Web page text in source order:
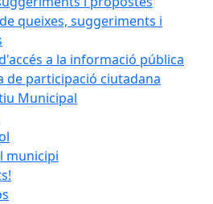
queixes, suggeriments i
a la informació pública
de participació ciutadana
Municipal
municipi